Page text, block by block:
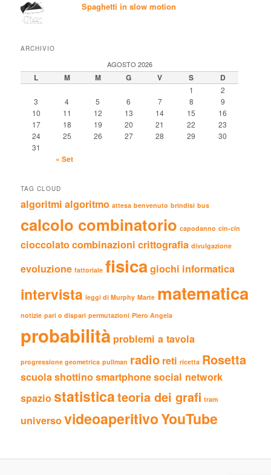
Spaghetti in slow motion
ARCHIVIO
AGOSTO 2026
L M M G V S D
1
2
3
4 5 6 7 8
9
10
11 12 13 14 15
16
17
18 19 20 21 22
23
24
25 26 27 28 29
30
31
« Set
TAG CLOUD
algoritmi algoritmo attesa benvenuto brindisi bus
calcolo combinatorio capodanno cin-cin
cioccolatocombinazioni crittografia divulgazione
evoluzione fattoriale fisicagiochi informatica
intervista leggi di Murphy Marte matematica
notizie pari o dispari permutazioni Piero Angela
probabilità problemi a tavola
progressione geometrica pullman radio reti ricetta Rosetta
scuolashottinosmartphonesocial network
spaziostatisticateoria dei grafi tram
universovideoaperitivoYouTube